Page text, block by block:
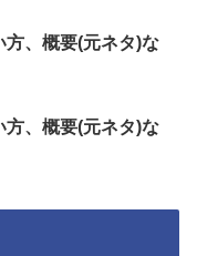
方、概要(元ネタ)な
方、概要(元ネタ)な